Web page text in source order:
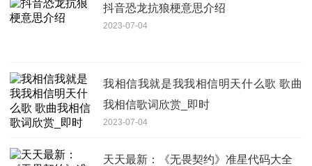
抖音恐龙抗狼梗意思介绍
2023-07-04
我相信我就是我我相信明天什么歌 歌曲
我相信歌词欣赏_即时
2023-07-04
天天最新：《无畏契约》准星代码大全